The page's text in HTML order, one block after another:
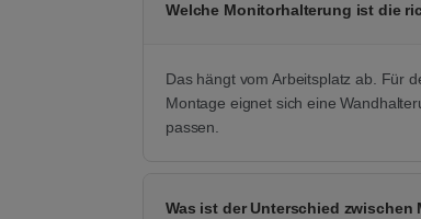
Welche Monitorhalterung ist die
Das hängt vom Arbeitsplatz ab. Für
Montage eignet sich eine
passen.
Was ist der Unterschied